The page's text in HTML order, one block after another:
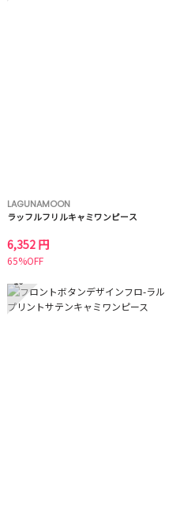
LAGUNAMOON
ラッフルフリルキャミワンピース
6,352 円
65%OFF
10